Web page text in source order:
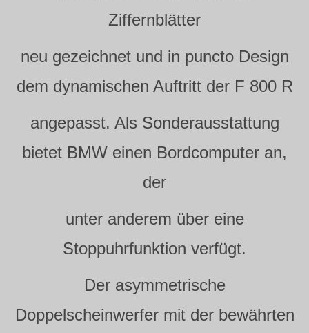
Ziffernblätter
neu gezeichnet und in puncto Design
dem dynamischen Auftritt der F 800 R
angepasst. Als Sonderausstattung
bietet BMW einen Bordcomputer an,
der
unter anderem über eine
Stoppuhrfunktion verfügt.
Der asymmetrische
Doppelscheinwerfer mit der bewährten